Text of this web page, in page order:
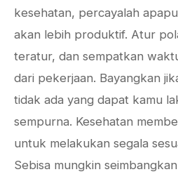
kesehatan, percayalah
akan lebih produktif. Atur
teratur, dan sempatkan
dari pekerjaan. Bayangkan
tidak ada yang dapat kamu
sempurna. Kesehatan
untuk melakukan segala
Sebisa mungkin